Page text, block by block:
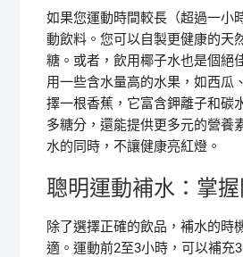
如果您運動時間較長（超過一小
動飲料。您可以自製更健康的天
糖。或者，飲用椰子水也是個絕
用一些含水量高的水果，如西瓜
擇一根香蕉，它富含鉀離子和碳
多糖分，還能提供更多元的營養
水的同時，不讓健康亮紅燈。
聰明運動補水：掌
除了選擇正確的飲品，補水的時
適。運動前2至3小時，可以補充